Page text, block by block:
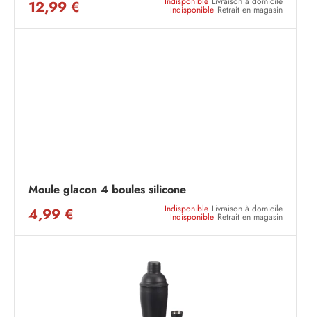
12,99 € Indisponible Retrait en magasin
Moule glacon 4 boules silicone
4,99 € Indisponible Livraison à domicile
Indisponible Retrait en magasin